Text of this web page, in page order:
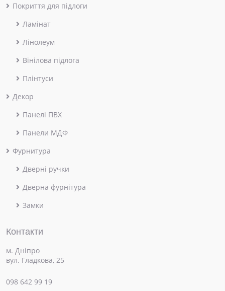
Покриття для підлоги
Ламінат
Лінолеум
Вінілова підлога
Плінтуси
Декор
Панелі ПВХ
Панели МДФ
Фурнитура
Дверні ручки
Дверна фурнітура
Замки
Контакти
м. Дніпро
вул. Гладкова, 25
098 642 99 19